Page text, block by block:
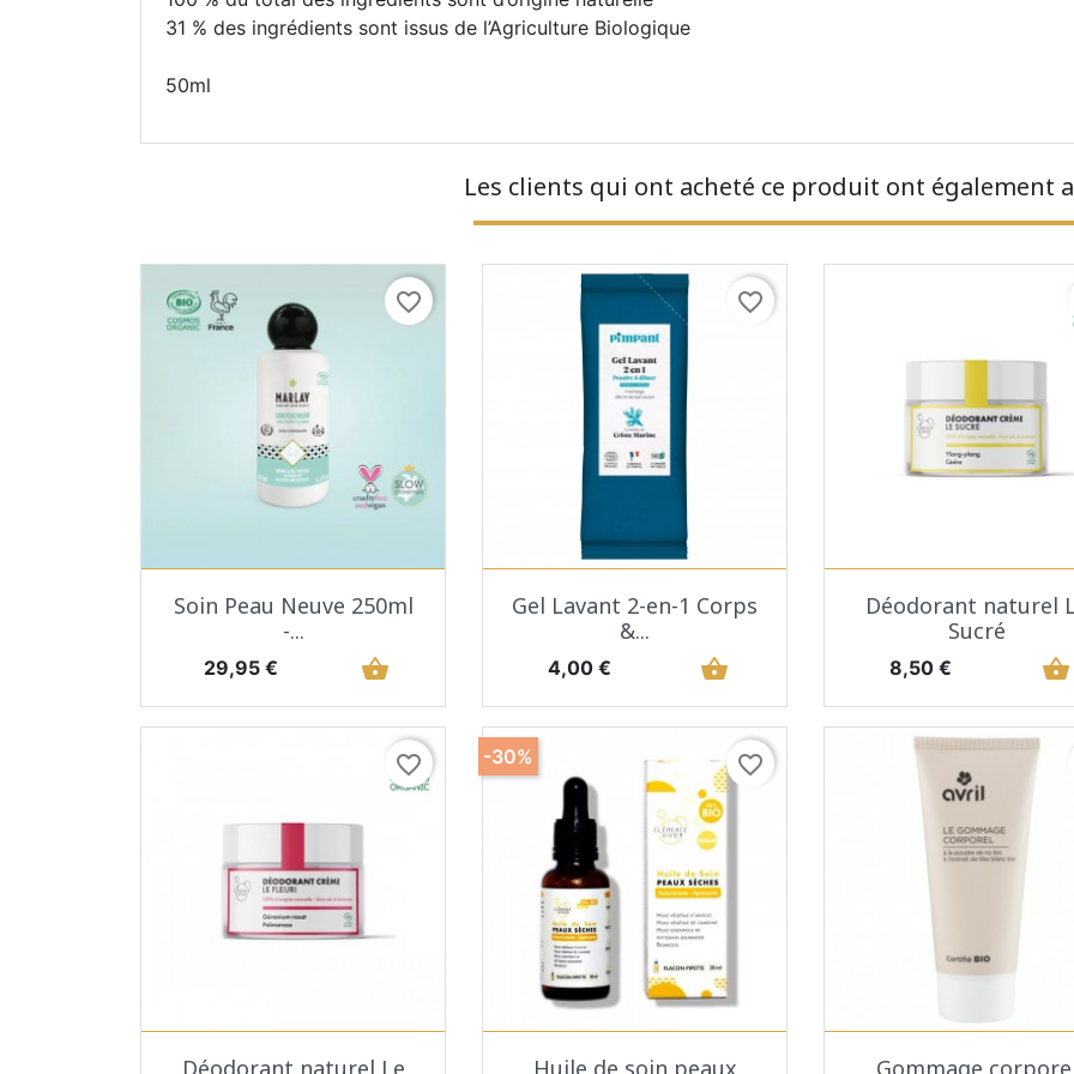
31 % des ingrédients sont issus de l’Agriculture Biologique
50ml
Les clients qui ont acheté ce produit ont également
favorite_border
Soin Peau Neuve 250ml
-...
Prix
29,95 € shopping_basket
favorite_border
Gel Lavant 2-en-1 Corps
&...
Prix
4,00 € shopping_basket
Déodorant naturel
Sucré
Prix
8,50 € shopping_basket
favorite_border
Aperçu rapide
favorite_border
-30%